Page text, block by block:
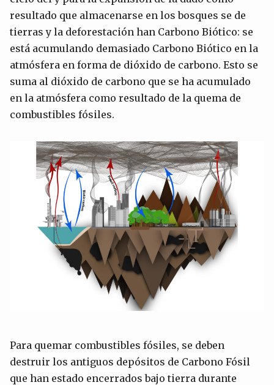
resultado que almacenarse en los bosques se de
tierras y la deforestación han Carbono Biótico: se
está acumulando demasiado Carbono Biótico en la
atmósfera en forma de dióxido de carbono. Esto se
suma al dióxido de carbono que se ha acumulado
en la atmósfera como resultado de la quema de
combustibles fósiles.
Para quemar combustibles fósiles, se deben
destruir los antiguos depósitos de Carbono Fósil
que han estado encerrados bajo tierra durante